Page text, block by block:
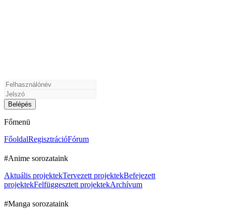
Főmenü
FőoldalRegisztrációFórum
#Anime sorozataink
Aktuális projektekTervezett projektekBefejezett
projektekFelfüggesztett projektekArchívum
#Manga sorozataink